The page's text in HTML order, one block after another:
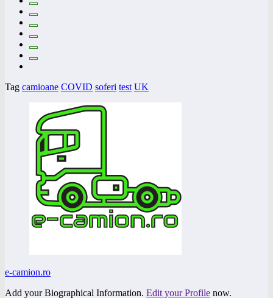
Tag camioane COVID soferi test UK
e-camion.ro
Add your Biographical Information. Edit your Profile now.